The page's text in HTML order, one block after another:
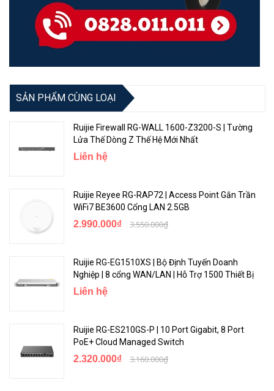
SẢN PHẨM CÙNG LOẠI
Ruijie Firewall RG-WALL 1600-Z3200-S | Tường
Lửa Thế Dòng Z Thế Hệ Mới Nhất
Liên hệ
Ruijie Reyee RG-RAP72 | Access Point Gắn Trần
WiFi7 BE3600 Cổng LAN 2.5GB
2.990.000₫ 3.550.000₫
Ruijie RG-EG1510XS | Bộ Định Tuyến Doanh
Nghiệp | 8 cổng WAN/LAN | Hỗ Trợ 1500 Thiết Bị
Liên hệ
Ruijie RG-ES210GS-P | 10 Port Gigabit, 8 Port
PoE+ Cloud Managed Switch
2.320.000₫ 3.160.000₫